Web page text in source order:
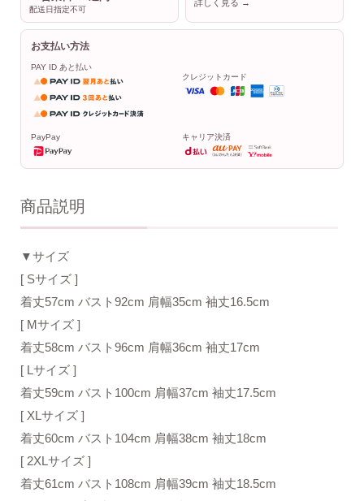
配送日指定不可
詳しく見る →
お支払い方法
PAY ID あと払い
クレジットカード
PayPay キャリア決済
商品説明
▼サイズ
[ Sサイズ ]
着丈57cm バスト92cm 肩幅35cm 袖丈16.5cm
[ Mサイズ ]
着丈58cm バスト96cm 肩幅36cm 袖丈17cm
[ Lサイズ ]
着丈59cm バスト100cm 肩幅37cm 袖丈17.5cm
[ XLサイズ ]
着丈60cm バスト104cm 肩幅38cm 袖丈18cm
[ 2XLサイズ ]
着丈61cm バスト108cm 肩幅39cm 袖丈18.5cm